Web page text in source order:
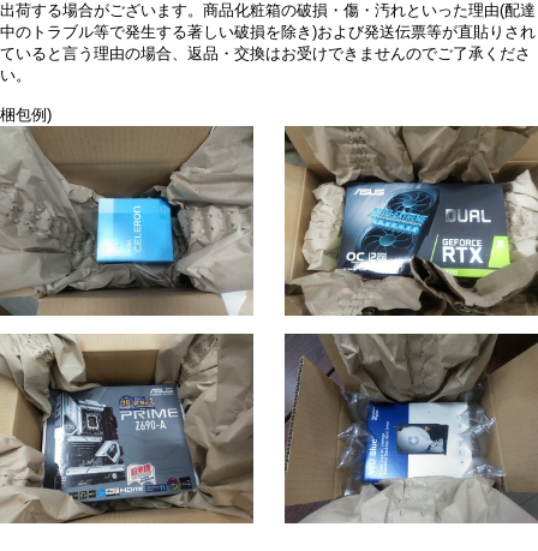
出荷する場合がございます。商品化粧箱の破損・傷・汚れといった理由(配達
中のトラブル等で発生する著しい破損を除き)および発送伝票等が直貼りされ
ていると言う理由の場合、返品・交換はお受けできませんのでご了承くださ
い。
梱包例)